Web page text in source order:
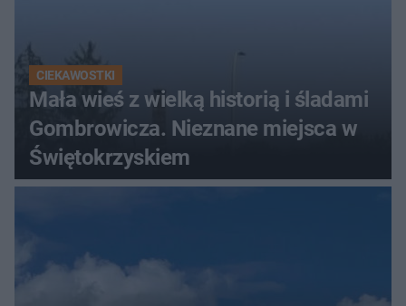
CIEKAWOSTKI
Mała wieś z wielką historią i śladami
Gombrowicza. Nieznane miejsca w
Świętokrzyskiem